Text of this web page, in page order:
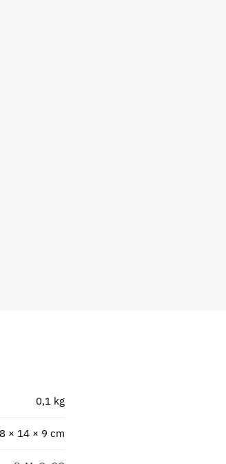
0,1 kg
× 14 × 9 cm